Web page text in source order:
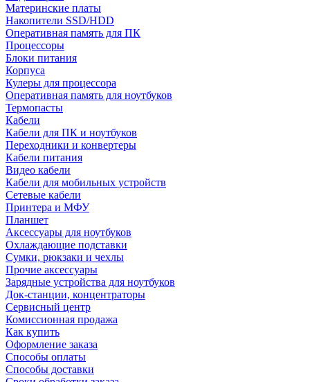
Материнские платы
Накопители SSD/HDD
Оперативная память для ПК
Процессоры
Блоки питания
Корпуса
Кулеры для процессора
Оперативная память для ноутбуков
Термопасты
Кабели
Кабели для ПК и ноутбуков
Переходники и конвертеры
Кабели питания
Видео кабели
Кабели для мобильных устройств
Сетевые кабели
Принтера и МФУ
Планшет
Аксессуары для ноутбуков
Охлаждающие подставки
Сумки, рюкзаки и чехлы
Прочие аксессуары
Зарядные устройства для ноутбуков
Док-станции, концентраторы
Сервисный центр
Комиссионная продажа
Как купить
Оформление заказа
Способы оплаты
Способы доставки